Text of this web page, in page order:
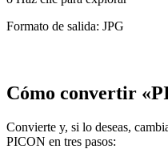
Formato de salida: JPG
Cómo convertir
Convierte y, si lo deseas,
PICON en tres pasos: